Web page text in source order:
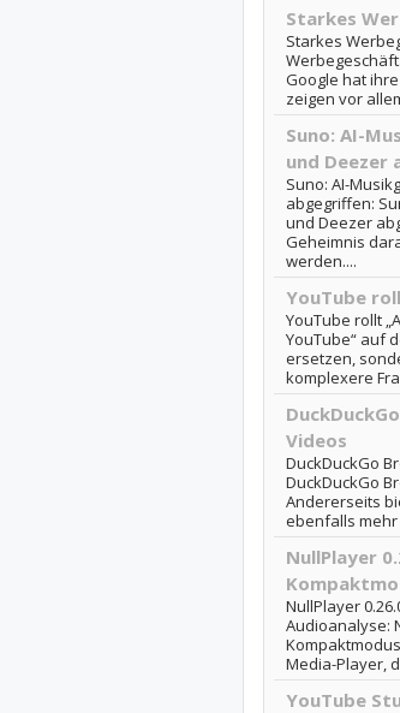
Starkes
Starkes
Google hat
zeigen vor
Suno: AI-
und Deezer
Suno: AI-
abgegriffen:
und Deezer
Geheimnis
werden....
YouTube
YouTube rollt
YouTube“ auf
ersetzen,
komplexere
Videos
DuckDuckGo
DuckDuckGo
Andererseits
ebenfalls mehr
NullPlayer
NullPlayer
Audioanalyse:
Media-Player,
YouTube